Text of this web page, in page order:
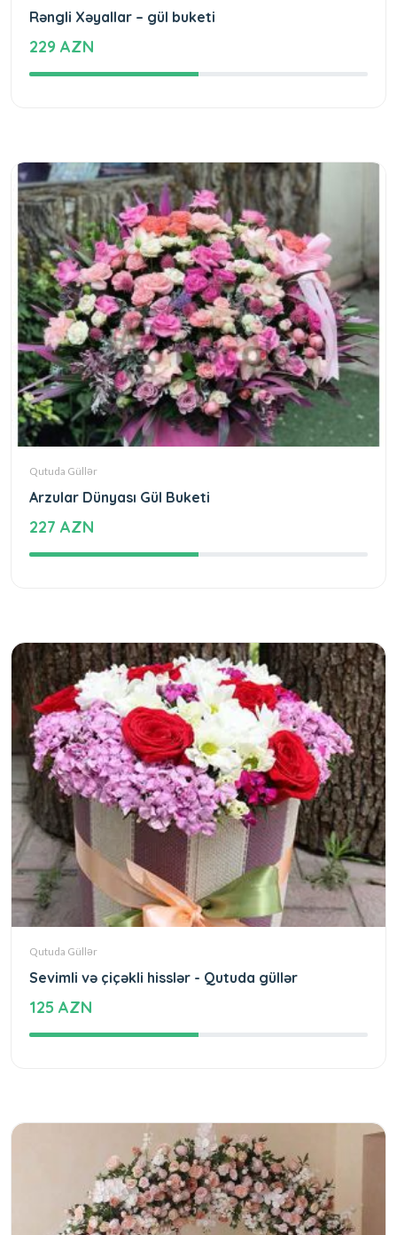
Rəngli Xəyallar – gül buketi
229 AZN
Qutuda Güllər
Arzular Dünyası Gül Buketi
227 AZN
Qutuda Güllər
Sevimli və çiçəkli hisslər - Qutuda güllər
125 AZN